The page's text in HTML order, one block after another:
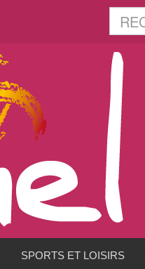
SPORTS ET LOISIRS